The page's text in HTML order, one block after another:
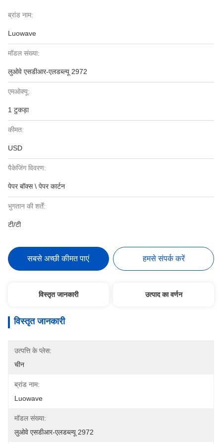
ब्रांड नाम:
Luowave
मॉडल संख्या:
लुओवे एसडीआर-एलडब्ल्यू 2972
एमओक्यू:
1 टुकड़ा
कीमत:
USD
पैकेजिंग विवरण:
पेपर बॉक्स \ पेपर कार्टन
भुगतान की शर्तें:
टी/टी
सबसे अच्छी कीमत पाएं हमसे संपर्क करें
विस्तृत जानकारी उत्पाद का वर्णन
विस्तृत जानकारी
उत्पत्ति के प्लेस:
चीन
ब्रांड नाम:
Luowave
मॉडल संख्या:
लुओवे एसडीआर-एलडब्ल्यू 2972